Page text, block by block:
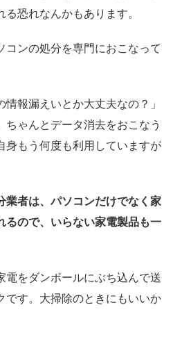
恐れなんかもあります。
コンの処分を専門におこなって
情報漏えいとか大丈夫なの？」
ちゃんとデータ消去をおこなう
身もう何度も利用していますが
業者は、パソコンだけでなく家
るので、いらない家電製品も一
電をダンボールにぶち込んで送
です。大掃除のときにもいいか